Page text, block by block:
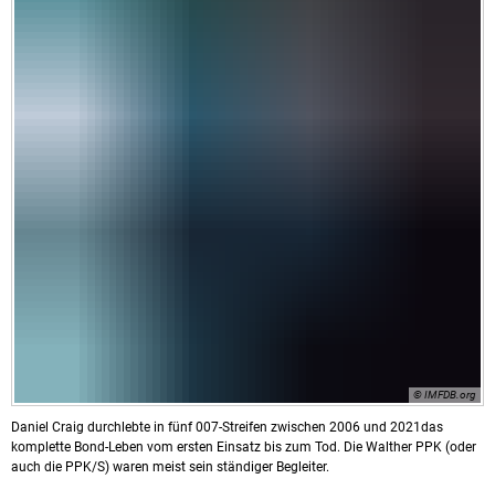
© IMFDB.org
Daniel Craig durchlebte in fünf 007-Streifen zwischen 2006 und 2021das
komplette Bond-Leben vom ersten Einsatz bis zum Tod. Die Walther PPK (oder
auch die PPK/S) waren meist sein ständiger Begleiter.